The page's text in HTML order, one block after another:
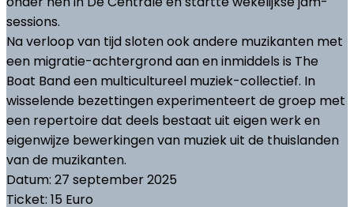
sessions.
Na verloop van tijd sloten ook andere muzikanten met
een migratie-achtergrond aan en inmiddels is The
Boat Band een multicultureel muziek-collectief. In
wisselende bezettingen experimenteert de groep met
een repertoire dat deels bestaat uit eigen werk en
eigenwijze bewerkingen van muziek uit de thuislanden
van de muzikanten.
Datum: 27 september 2025
Ticket: 15 Euro